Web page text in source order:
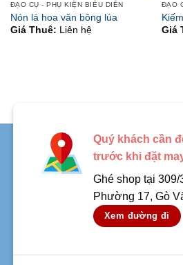
ĐẠO CỤ - PHỤ KIỆN BIỂU DIỄN
Nón lá hoa văn bông lúa
Giá Thuê:
Liên hệ
ĐẠO
Giá
Quý khách cần
trước khi đặt
Ghé shop tại
Phường 17, Gò
Xem đường đi